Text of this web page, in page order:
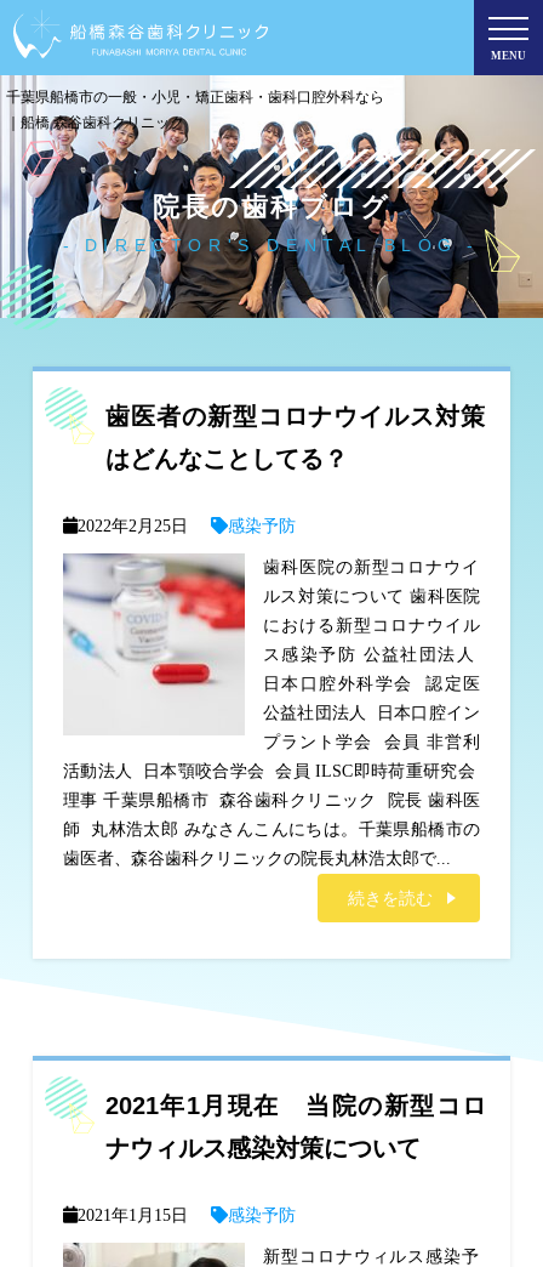
MENU
千葉県船橋市の一般・小児・矯正歯科・歯科口腔外科なら
｜船橋 森谷歯科クリニック
院長の歯科ブログ
DIRECTOR'S DENTAL BLOG
歯医者の新型コロナウイルス対策
はどんなことしてる？
2022年2月25日 感染予防
歯科医院の新型コロナウイ
ルス対策について 歯科医院
における新型コロナウイル
ス感染予防 公益社団法人
日本口腔外科学会 認定医
公益社団法人 日本口腔イン
プラント学会 会員 非営利
活動法人 日本顎咬合学会 会員 ILSC即時荷重研究会
理事 千葉県船橋市 森谷歯科クリニック 院長 歯科医
師 丸林浩太郎 みなさんこんにちは。千葉県船橋市の
歯医者、森谷歯科クリニックの院長丸林浩太郎で...
続きを読む
2021年1月現在 当院の新型コロ
ナウィルス感染対策について
2021年1月15日 感染予防
新型コロナウィルス感染予